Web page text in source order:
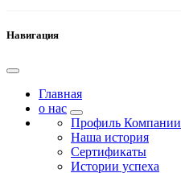
Навигация
Главная
о нас
Профиль Компании
Наша история
Сертификаты
Истории успеха